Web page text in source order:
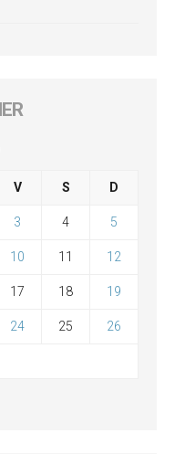
V S D
3 4 5
10 11 12
17 18 19
24 25 26